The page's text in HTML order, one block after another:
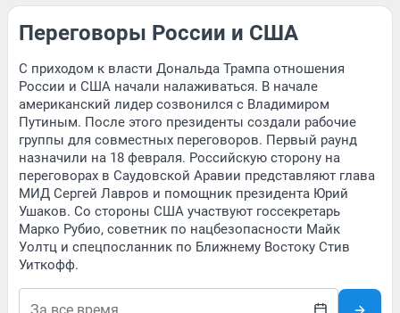
Переговоры России и США
С приходом к власти Дональда Трампа отношения
России и США начали налаживаться. В начале
американский лидер созвонился с Владимиром
Путиным. После этого президенты создали рабочие
группы для совместных переговоров. Первый раунд
назначили на 18 февраля. Российскую сторону на
переговорах в Саудовской Аравии представляют глава
МИД Сергей Лавров и помощник президента Юрий
Ушаков. Со стороны США участвуют госсекретарь
Марко Рубио, советник по нацбезопасности Майк
Уолтц и спецпосланник по Ближнему Востоку Стив
Уиткофф.